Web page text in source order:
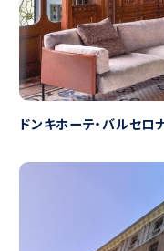
ドンキホーテ・バルセロ